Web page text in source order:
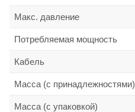
Макс. давление
Потребляемая мощность
Кабель
Масса (с принадлежностями)
Масса (с упаковкой)